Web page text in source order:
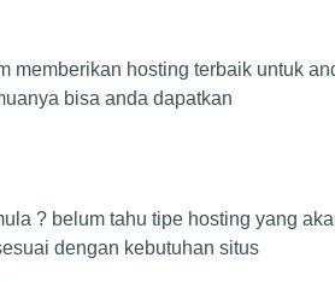
hosting terbaik untuk
bisa anda dapatkan
? belum tahu tipe hosting yang
dengan kebutuhan situs